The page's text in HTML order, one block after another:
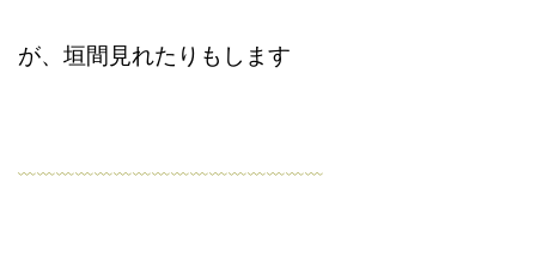
が、垣間見れたりもします
﹏﹏﹏﹏﹏﹏﹏﹏﹏﹏﹏﹏﹏﹏﹏﹏